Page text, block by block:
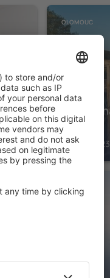
OLOMOUC
207€
Olomouc,
OLOMOUC